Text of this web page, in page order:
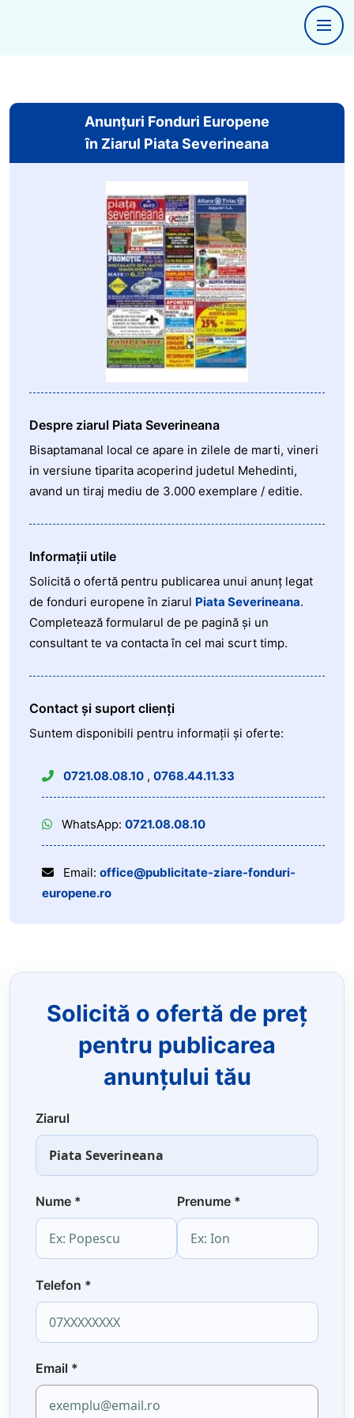
Anunțuri Fonduri Europene
în Ziarul Piata Severineana
Despre ziarul Piata Severineana
Bisaptamanal local ce apare in zilele de marti, vineri
in versiune tiparita acoperind judetul Mehedinti,
avand un tiraj mediu de 3.000 exemplare / editie.
Informații utile
Solicită o ofertă pentru publicarea unui anunț legat
de fonduri europene în ziarul Piata Severineana.
Completează formularul de pe pagină și un
consultant te va contacta în cel mai scurt timp.
Contact și suport clienți
Suntem disponibili pentru informații și oferte:
0721.08.08.10 , 0768.44.11.33
WhatsApp: 0721.08.08.10
Email: office@publicitate-ziare-fonduri-
europene.ro
Solicită o ofertă de preț
pentru publicarea
anunțului tău
Ziarul
Nume * Prenume *
Telefon *
Email *